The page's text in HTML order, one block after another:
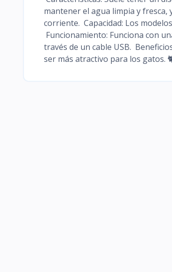
mantener el agua limpia y fresca,
corriente. Capacidad: Los
Funcionamiento: Funciona con
través de un cable USB.
ser más atractivo para los gatos.